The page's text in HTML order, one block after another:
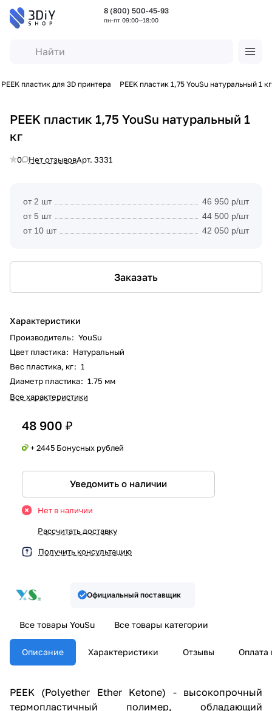
8 (800) 500-45-93
пн-пт 09:00—18:00
PEEK пластик для 3D принтера PEEK пластик 1,75 YouSu натуральный 1 кг
PEEK пластик 1,75 YouSu натуральный 1
кг
0 Нет отзывовАрт. 3331
от 2 шт
46 950 р/шт
от 5 шт
44 500 р/шт
от 10 шт
42 050 р/шт
Заказать
Характеристики
Производитель: YouSu
Цвет пластика: Натуральный
Вес пластика, кг: 1
Диаметр пластика: 1.75 мм
Все характеристики
48 900 ₽
+ 2445 Бонусных рублей
Уведомить о наличии
Нет в наличии
Рассчитать доставку
Получить консультацию
Официальный поставщик
Все товары YouSu Все товары категории
Описание Характеристики Отзывы Оплата
PEEK (Polyether Ether Ketone) - высокопрочный
термопластичный полимер, обладающий